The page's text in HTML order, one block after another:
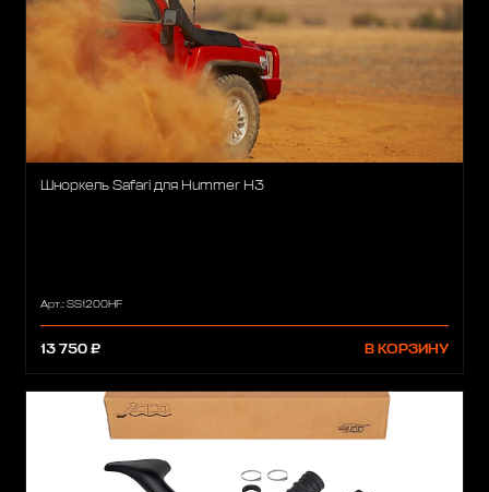
Шноркель Safari для Hummer H3
Арт.: SS1200HF
13 750 ₽ В КОРЗИНУ